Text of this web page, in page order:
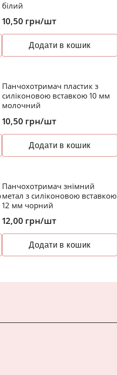
білий
10,50 грн/шт
Додати в кошик
Панчохотримач пластик з
силіконовою вставкою 10 мм
молочний
10,50 грн/шт
Додати в кошик
Панчохотримач знімний
метал з силіконовою вставкою
12 мм чорний
12,00 грн/шт
Додати в кошик